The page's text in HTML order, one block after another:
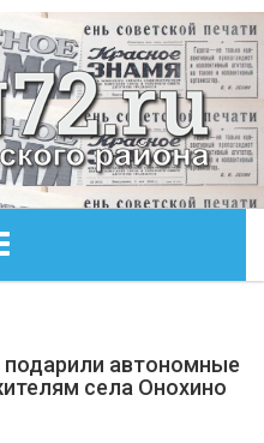
автономные
села Онохино